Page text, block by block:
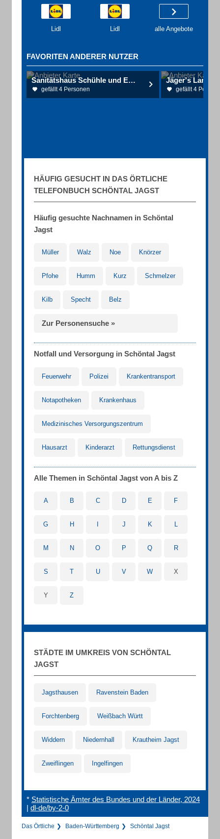
Lidl Lidl alle Angebote
FAVORITEN ANDERER NUTZER
Sanitätshaus Schühle und Endres GmbH
gefällt 4 Personen
Jäger's
gefällt 4
HÄUFIG GESUCHT IN DAS ÖRTLICHE
TELEFONBUCH SCHÖNTAL JAGST
Häufig gesuchte Nachnamen in Schöntal
Jagst
Müller Walz Noe Knörzer
Pfohe Humm Kurz Schmelzer
Kilb Specht Belz
Zur Personensuche »
Notfall und Versorgung in Schöntal Jagst
Feuerwehr Polizei Krankentransport
Notapotheken Krankenhaus
Medizinisches Versorgungszentrum
Hausarzt Kinderarzt Rettungsdienst
Alle Themen in Schöntal Jagst von A bis Z
A B C D E F
G H J K L
M N O P Q R
S T U V W X
Y Z
STÄDTE IM UMKREIS VON SCHÖNTAL
JAGST
Jagsthausen Ravenstein Baden
Forchtenberg Weißbach Württ
Widdern Niedernhall Krautheim Jagst
Zweiflingen Ingelfingen
* Statistische Ämter des Bundes und der Länder, 2024
| dl-de/by-2-0
Das Örtliche Baden-Württemberg Schöntal Jagst